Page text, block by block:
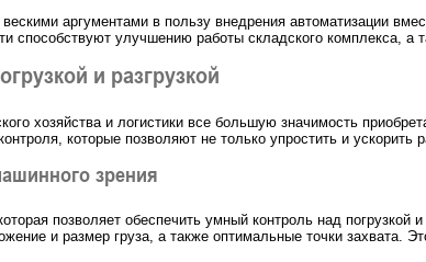
аргументами в пользу внедрения автоматизации
способствуют улучшению работы складского комплекса,
и разгрузкой
хозяйства и логистики все большую значимость
которые позволяют не только упростить и ускорить
зрения
позволяет обеспечить умный контроль над
и размер груза, а также оптимальные точки захвата.